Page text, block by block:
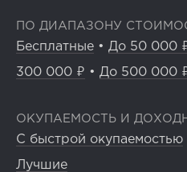
ПО ДИАПАЗОНУ
Бесплатные • До 50 000
300 000 ₽ • До 500 000
ОКУПАЕМОСТЬ И
С быстрой окупаемостью
Лучшие